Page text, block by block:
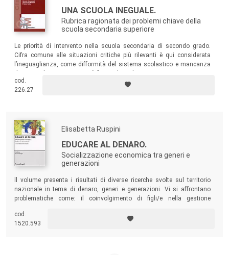
UNA SCUOLA INEGUALE.
Rubrica ragionata dei problemi chiave della
scuola secondaria superiore
Le priorità di intervento nella scuola secondaria di secondo grado.
Cifra comune alle situazioni critiche più rilevanti è qui considerata
l’ineguaglianza, come difformità del sistema scolastico e mancanza
cod.
226.27
Elisabetta Ruspini
EDUCARE AL DENARO.
Socializzazione economica tra generi e
generazioni
ll volume presenta i risultati di diverse ricerche svolte sul territorio
nazionale in tema di denaro, generi e generazioni. Vi si affrontano
problematiche come: il coinvolgimento di figli/e nella gestione
differenze di genere nella trasmissione delle conoscenze sulla
situazione finanziaria della famiglia; la gestione del denaro da parte di
cod.
1520.593